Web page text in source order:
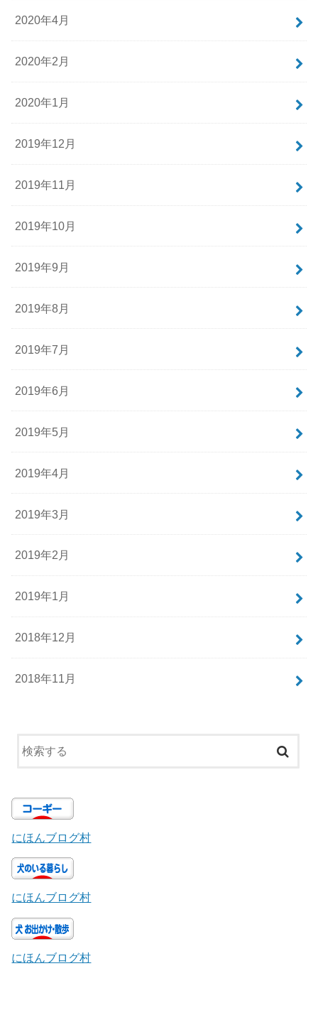
2020年4月
2020年2月
2020年1月
2019年12月
2019年11月
2019年10月
2019年9月
2019年8月
2019年7月
2019年6月
2019年5月
2019年4月
2019年3月
2019年2月
2019年1月
2018年12月
2018年11月
にほんブログ村
にほんブログ村
にほんブログ村